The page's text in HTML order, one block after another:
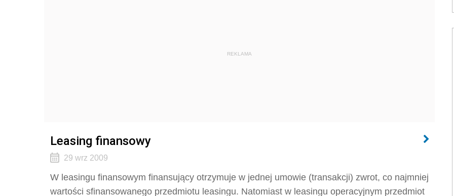
REKLAMA
Leasing finansowy
29 wrz 2009
W leasingu finansowym finansujący otrzymuje w jednej umowie (transakcji) zwrot, co najmniej
wartości sfinansowanego przedmiotu leasingu. Natomiast w leasingu operacyjnym przedmiot